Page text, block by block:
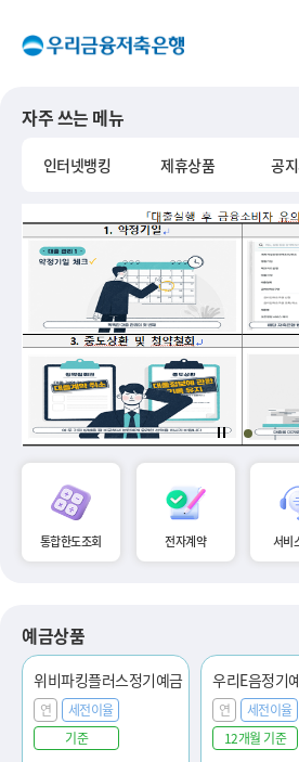
자주 쓰는 메뉴
인터넷뱅킹 제휴상품 공
통합한도조회 전자계약 서비
예금상품
위비파킹플러스정기예금
연
세전이율
기준
우리E음정기
연
세전이율
12개월 기준